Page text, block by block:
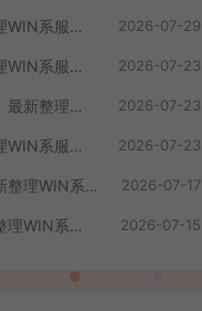
三网H5小游戏【非正常脑洞】最新整理WIN系服务端+Linux手工服务端+详细搭建教程 2026-07-29
三网H5小游戏【怪谈研究所】最新整理WIN系服务端+Linux手工服务端+详细搭建教程 2026-07-23
三网H5小游戏【网红主播直播模拟器】最新整理WIN系服务端+Linux手工服务端+详细搭建教程 2026-07-23
三网H5小游戏【我进化贼强】最新整理WIN系服务端+Linux手工服务端+详细搭建教程 2026-07-23
三网H5小游戏【部落联盟的战争】最新整理WIN系服务端+Linux手工服务端+详细搭建教程 2026-07-17
三网H5小游戏【末日邪修进化】最新整理WIN系服务端+Linux手工服务端+详细搭建教程 2026-07-15